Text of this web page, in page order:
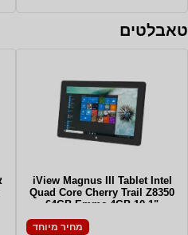
טאבלטים
iView Magnus III Tablet Intel
Quad Core Cherry Trail Z8350
64GB Emmc 4GB 10.1"
(1280x800)
TOUCHSCREEiView Magnus
מחיר מיוחד